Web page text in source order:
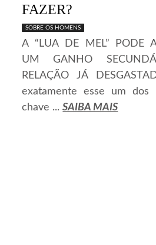
FAZER?
SOBRE OS HOMENS
A “LUA DE MEL” PODE
UM GANHO
RELAÇÃO JÁ
exatamente esse um dos
chave ...SAIBA MAIS